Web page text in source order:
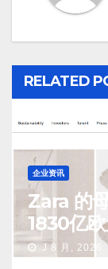
RELATED
企业资讯
Zara 的
1830亿
J 8 月, 2026